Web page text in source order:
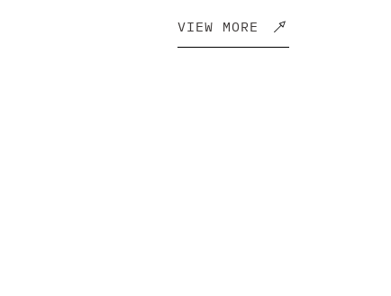
VIEW MORE